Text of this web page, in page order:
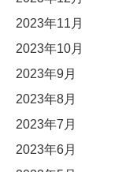
2023年11月
2023年10月
2023年9月
2023年8月
2023年7月
2023年6月